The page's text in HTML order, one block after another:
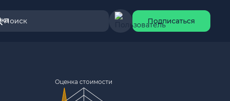
Поиск Подписаться
Оценка стоимости